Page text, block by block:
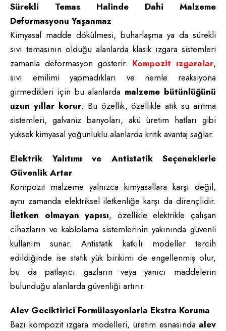
Sürekli Temas Halinde Dahi Malzeme
Deformasyonu Yaşanmaz
Kimyasal madde dökülmesi, buharlaşma ya da sürekli
sıvı temasının olduğu alanlarda klasik ızgara sistemleri
zamanla deformasyon gösterir. Kompozit ızgaralar,
sıvı emilimi yapmadıkları ve nemle reaksiyona
girmedikleri için bu alanlarda malzeme bütünlüğünü
uzun yıllar korur. Bu özellik, özellikle atık su arıtma
sistemleri, galvaniz banyoları, akü üretim hatları gibi
yüksek kimyasal yoğunluklu alanlarda kritik avantaj sağlar.
Elektrik Yalıtımı ve Antistatik Seçeneklerle
Güvenlik Artar
Kompozit malzeme yalnızca kimyasallara karşı değil,
aynı zamanda elektriksel iletkenliğe karşı da dirençlidir.
İletken olmayan yapısı, özellikle elektrikle çalışan
cihazların ve kablolama sistemlerinin yakınında güvenli
kullanım sunar. Antistatik katkılı modeller tercih
edildiğinde ise statik yük birikimi de engellenmiş olur,
bu da patlayıcı gazların veya yanıcı maddelerin
bulunduğu alanlarda güvenliği artırır.
Alev Geciktirici Formülasyonlarla Ekstra Koruma
Bazı kompozit ızgara modelleri, üretim esnasında alev